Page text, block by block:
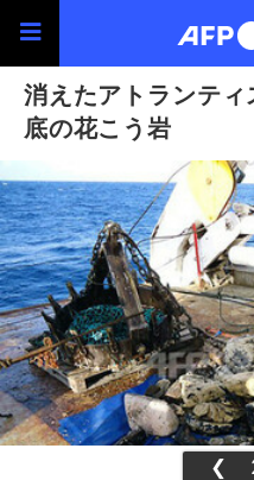
消えたアトランテ
底の花こう岩
❮